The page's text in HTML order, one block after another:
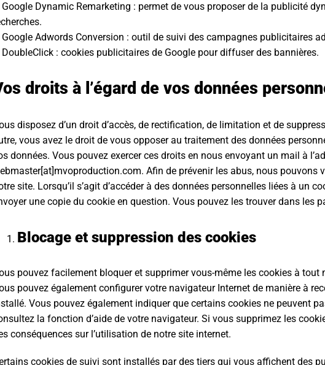
Dynamic Remarketing : permet de vous proposer de la publicité
Adwords Conversion : outil de suivi des campagnes publicitaires
: cookies publicitaires de Google pour diffuser des bannières.
droits à l’égard de vos données
disposez d’un droit d’accès, de rectification, de limitation et de
vous avez le droit de vous opposer au traitement des données
données. Vous pouvez exercer ces droits en nous envoyant un mail à
Afin de prévenir les abus, nous pouvons
site. Lorsqu’il s’agit d’accéder à des données personnelles liées à un
une copie du cookie en question. Vous pouvez les trouver dans les
Blocage et suppression des cookies
pouvez facilement bloquer et supprimer vous-même les cookies à tout
pouvez également configurer votre navigateur Internet de manière à
Vous pouvez également indiquer que certains cookies ne peuvent
la fonction d’aide de votre navigateur. Si vous supprimez les
conséquences sur l’utilisation de notre site internet.
cookies de suivi sont installés par des tiers qui vous affichent des